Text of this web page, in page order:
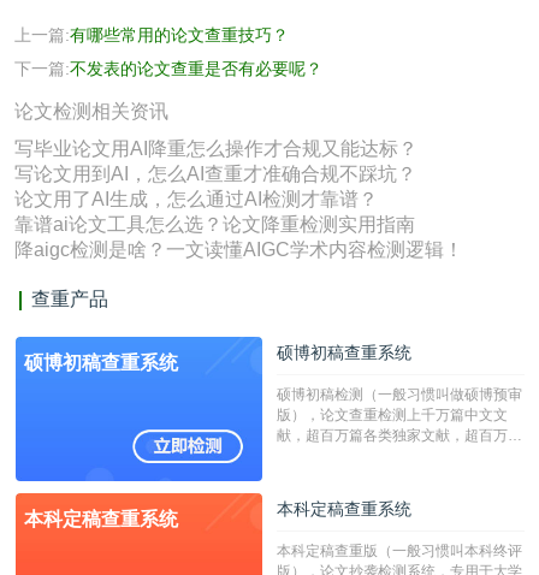
上一篇:有哪些常用的论文查重技巧？
下一篇:不发表的论文查重是否有必要呢？
论文检测相关资讯
写毕业论文用AI降重怎么操作才合规又能达标？
写论文用到AI，怎么AI查重才准确合规不踩坑？
论文用了AI生成，怎么通过AI检测才靠谱？
靠谱ai论文工具怎么选？论文降重检测实用指南
降aigc检测是啥？一文读懂AIGC学术内容检测逻辑！
查重产品
硕博初稿查重系统 硕博初稿查重系统
硕博初稿检测（一般习惯叫做硕博预审
版），论文查重检测上千万篇中文文
献，超百万篇各类独家文献，超百万港
校用来检测硕博论文的系统，检测范围
广，数据来源真实，检测算法合理!本
字符数30万）
本科定稿查重系统 本科定稿查重系统
本科定稿查重版（一般习惯叫本科终评
版），论文抄袭检测系统，专用于大学